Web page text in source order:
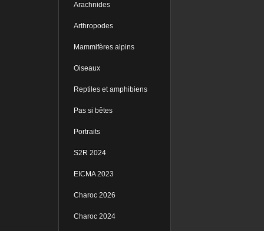
Arachnides
Arthropodes
Mammifères alpins
Oiseaux
Reptiles et amphibiens
Pas si bêtes
Portraits
S2R 2024
EICMA 2023
Charoc 2026
Charoc 2024